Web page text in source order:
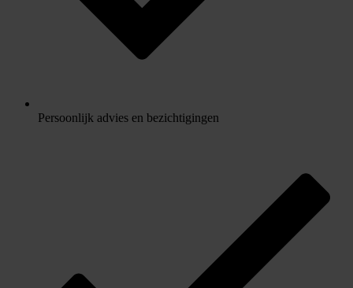
Persoonlijk advies en bezichtigingen